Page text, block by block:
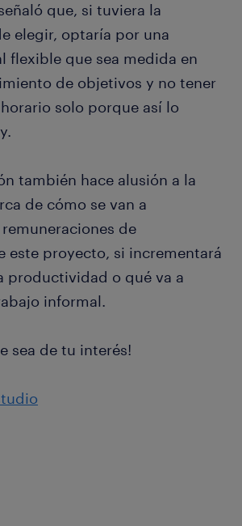
que, si tuviera la
elegir, optaría por una
flexible que sea medida en
de objetivos y no tener
solo porque así lo
también hace alusión a la
de cómo se van a
de
este proyecto, si incrementará
productividad o qué va a
informal.
sea de tu interés!